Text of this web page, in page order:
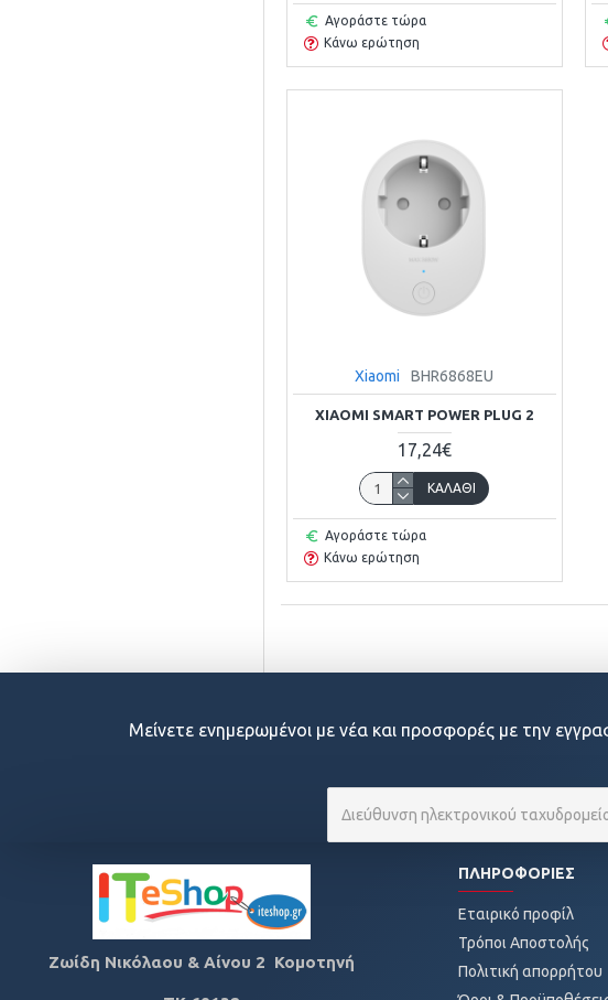
Αγοράστε τώρα
Κάνω ερώτηση
Xiaomi BHR6868EU
XIAOMI SMART POWER PLUG 2
17,24€
ΚΑΛΆΘΙ
Αγοράστε τώρα
Κάνω ερώτηση
Μείνετε ενημερωμένοι με νέα και προσφορές με την
Ζωίδη Νικόλαου & Αίνου 2 Κομοτηνή
ΠΛΗΡΟΦΟΡΊΕΣ
Εταιρικό προφίλ
Τρόποι Αποστολής
Πολιτική απορρήτου